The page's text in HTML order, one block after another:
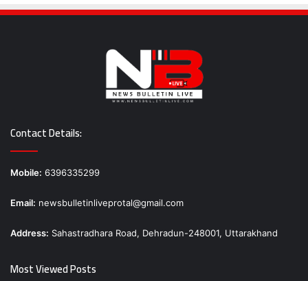
Contact Details:
Mobile: 6396335299
Email: newsbulletinliveprotal@gmail.com
Address: Sahastradhara Road, Dehradun-248001, Uttarakhand
Most Viewed Posts